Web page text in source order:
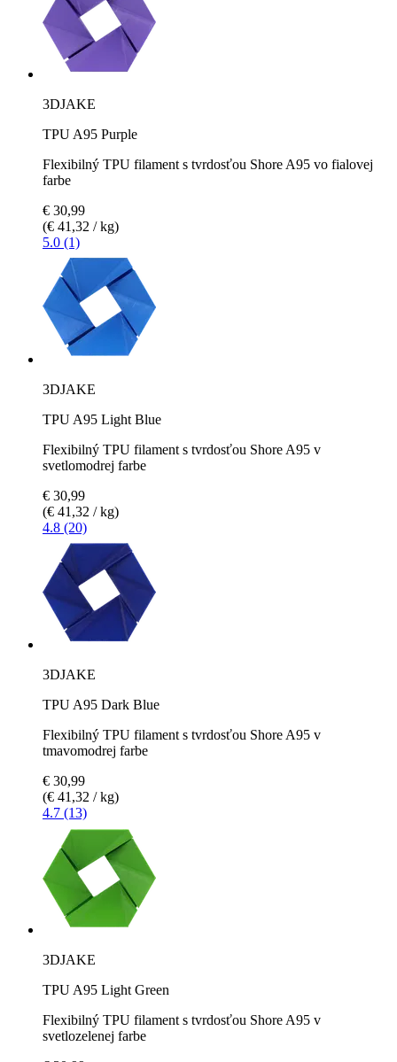
3DJAKE
TPU A95 Purple
Flexibilný TPU filament s tvrdosťou Shore A95 vo fialovej
farbe
€ 30,99
(€ 41,32 / kg)
5.0 (1)
3DJAKE
TPU A95 Light Blue
Flexibilný TPU filament s tvrdosťou Shore A95 v
svetlomodrej farbe
€ 30,99
(€ 41,32 / kg)
4.8 (20)
3DJAKE
TPU A95 Dark Blue
Flexibilný TPU filament s tvrdosťou Shore A95 v
tmavomodrej farbe
€ 30,99
(€ 41,32 / kg)
4.7 (13)
3DJAKE
TPU A95 Light Green
Flexibilný TPU filament s tvrdosťou Shore A95 v
svetlozelenej farbe